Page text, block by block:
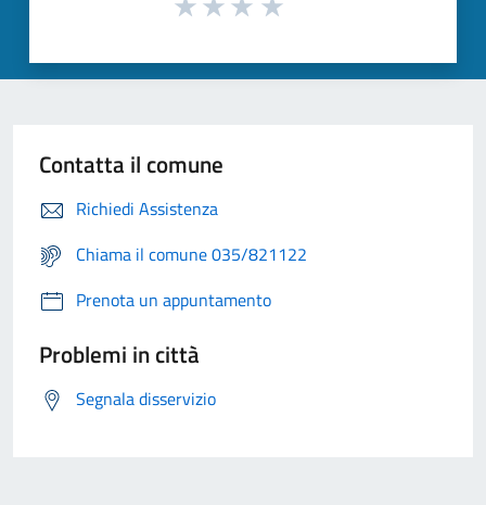
Contatta il comune
Richiedi Assistenza
Chiama il comune 035/821122
Prenota un appuntamento
Problemi in città
Segnala disservizio